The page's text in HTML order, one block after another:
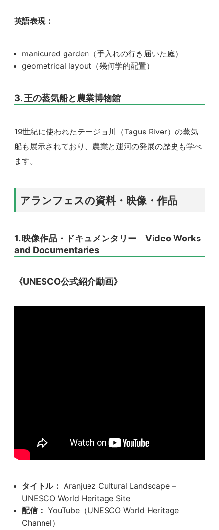
英語表現：
manicured garden（手入れの行き届いた庭）
geometrical layout（幾何学的配置）
3. 王の蒸気船と農業博物館
19世紀に使われたテージョ川（Tagus River）の蒸気
船も展示されており、農業と運河の発展の歴史も学べ
ます。
アランフェスの資料・映像・作品
1. 映像作品・ドキュメンタリー Video Works
and Documentaries
《UNESCO公式紹介動画》
タイトル： Aranjuez Cultural Landscape –
UNESCO World Heritage Site
配信： YouTube（UNESCO World Heritage
Channel）